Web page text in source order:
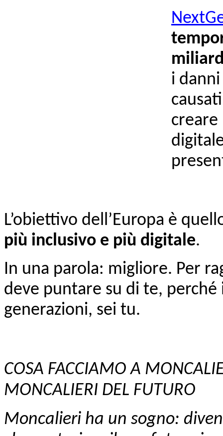
i
creare
L’obiettivo dell’Europa è
più inclusivo e più digitale.
In una parola: migliore. Per
deve puntare su di te,
generazioni, sei tu.
COSA FACCIAMO A
MONCALIERI DEL FUTURO
Moncalieri ha un sogno: